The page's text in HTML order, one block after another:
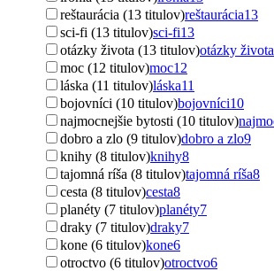
reštaurácia (13 titulov)reštaurácia13
sci-fi (13 titulov)sci-fi13
otázky života (13 titulov)otázky života
moc (12 titulov)moc12
láska (11 titulov)láska11
bojovníci (10 titulov)bojovníci10
najmocnejšie bytosti (10 titulov)
dobro a zlo (9 titulov)dobro a zlo9
knihy (8 titulov)knihy8
tajomná ríša (8 titulov)tajomná ríša8
cesta (8 titulov)cesta8
planéty (7 titulov)planéty7
draky (7 titulov)draky7
kone (6 titulov)kone6
otroctvo (6 titulov)otroctvo6